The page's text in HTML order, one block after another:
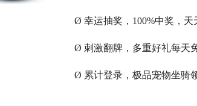
Ø 幸运抽奖，100%中奖，天
Ø 刺激翻牌，多重好礼每天
Ø 累计登录，极品宠物坐骑